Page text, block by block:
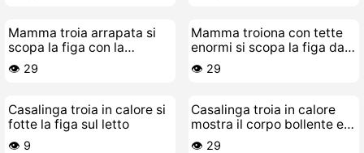
Mamma troia arrapata si
scopa la figa con la
bacchetta Hitachi
👁️ 29
Mamma troiona con tette
enormi si scopa la figa da
sola
👁️ 29
Casalinga troia in calore si
fotte la figa sul letto
👁️ 9
Casalinga troia in calore
mostra il corpo bollente e
si incula la figa
👁️ 29